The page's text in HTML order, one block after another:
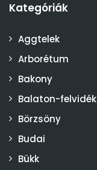
Kategóriák
Aggtelek
Arborétum
Bakony
Balaton-felvidék
Börzsöny
Budai
Bükk